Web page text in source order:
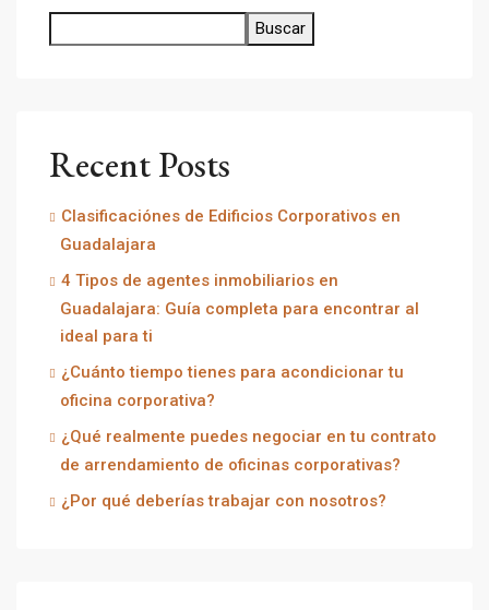
Buscar
Recent Posts
Clasificaciónes de Edificios Corporativos en
Guadalajara
4 Tipos de agentes inmobiliarios en
Guadalajara: Guía completa para encontrar al
ideal para ti
¿Cuánto tiempo tienes para acondicionar tu
oficina corporativa?
¿Qué realmente puedes negociar en tu contrato
de arrendamiento de oficinas corporativas?
¿Por qué deberías trabajar con nosotros?